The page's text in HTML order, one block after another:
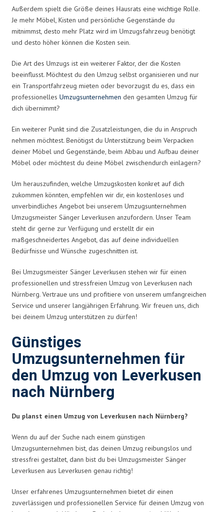
Außerdem spielt die Größe deines Hausrats eine wichtige Rolle.
Je mehr Möbel, Kisten und persönliche Gegenstände du
mitnimmst, desto mehr Platz wird im Umzugsfahrzeug benötigt
und desto höher können die Kosten sein.
Die Art des Umzugs ist ein weiterer Faktor, der die Kosten
beeinflusst. Möchtest du den Umzug selbst organisieren und nur
ein Transportfahrzeug mieten oder bevorzugst du es, dass ein
professionelles Umzugsunternehmen den gesamten Umzug für
dich übernimmt?
Ein weiterer Punkt sind die Zusatzleistungen, die du in Anspruch
nehmen möchtest. Benötigst du Unterstützung beim Verpacken
deiner Möbel und Gegenstände, beim Abbau und Aufbau deiner
Möbel oder möchtest du deine Möbel zwischendurch einlagern?
Um herauszufinden, welche Umzugskosten konkret auf dich
zukommen könnten, empfehlen wir dir, ein kostenloses und
unverbindliches Angebot bei unserem Umzugsunternehmen
Umzugsmeister Sänger Leverkusen anzufordern. Unser Team
steht dir gerne zur Verfügung und erstellt dir ein
maßgeschneidertes Angebot, das auf deine individuellen
Bedürfnisse und Wünsche zugeschnitten ist.
Bei Umzugsmeister Sänger Leverkusen stehen wir für einen
professionellen und stressfreien Umzug von Leverkusen nach
Nürnberg. Vertraue uns und profitiere von unserem umfangreichen
Service und unserer langjährigen Erfahrung. Wir freuen uns, dich
bei deinem Umzug unterstützen zu dürfen!
Günstiges
Umzugsunternehmen für
den Umzug von Leverkusen
nach Nürnberg
Du planst einen Umzug von Leverkusen nach Nürnberg?
Wenn du auf der Suche nach einem günstigen
Umzugsunternehmen bist, das deinen Umzug reibungslos und
stressfrei gestaltet, dann bist du bei Umzugsmeister Sänger
Leverkusen aus Leverkusen genau richtig!
Unser erfahrenes Umzugsunternehmen bietet dir einen
zuverlässigen und professionellen Service für deinen Umzug von